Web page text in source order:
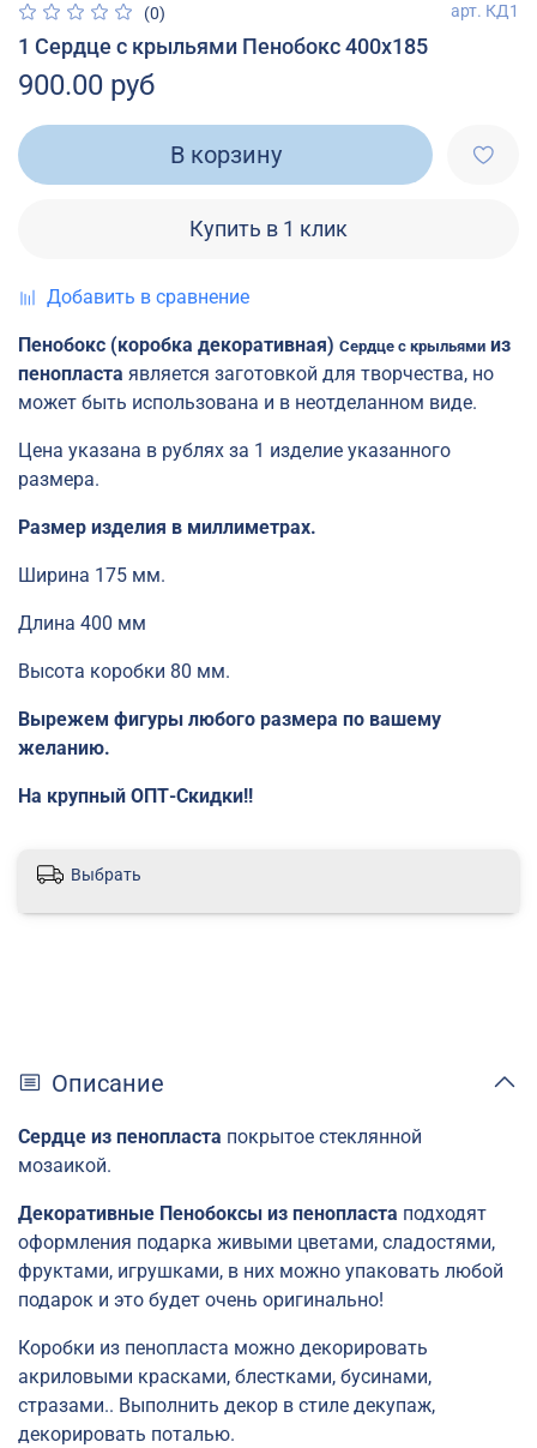
(0) арт. КД1
1 Сердце с крыльями Пенобокс 400х185
900.00 руб
В корзину
Купить в 1 клик
Добавить в сравнение
Пенобокс (коробка декоративная) Сердце с крыльями из
пенопласта является заготовкой для творчества, но
может быть использована и в неотделанном виде.
Цена указана в рублях за 1 изделие указанного
размера.
Размер изделия в миллиметрах.
Ширина 175 мм.
Длина 400 мм
Высота коробки 80 мм.
Вырежем фигуры любого размера по вашему
желанию.
На крупный ОПТ-Скидки!!
Выбрать
Описание
Сердце из пенопласта покрытое стеклянной
мозаикой.
Декоративные Пенобоксы из пенопласта подходят
оформления подарка живыми цветами, сладостями,
фруктами, игрушками, в них можно упаковать любой
подарок и это будет очень оригинально!
Коробки из пенопласта можно декорировать
акриловыми красками, блестками, бусинами,
стразами.. Выполнить декор в стиле декупаж,
декорировать поталью.